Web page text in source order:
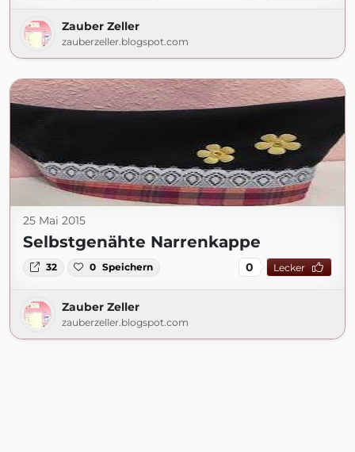
Zauber Zeller
zauberzeller.blogspot.com
25 Mai 2015
Selbstgenähte Narrenkappe
32 0 Speichern 0 Lecker
Zauber Zeller
zauberzeller.blogspot.com